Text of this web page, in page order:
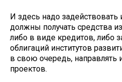
И здесь надо задействовать
должны получать средства
либо в виде кредитов, либо
облигаций институтов
в свою очередь, направлять
проектов.